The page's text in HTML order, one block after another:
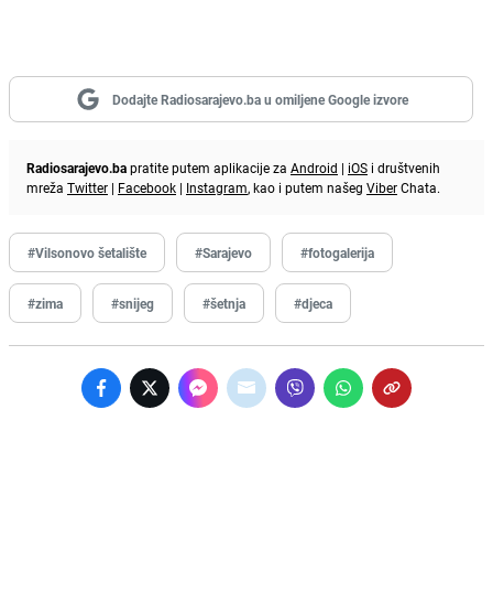
Dodajte Radiosarajevo.ba u omiljene Google izvore
Radiosarajevo.bapratite putem aplikacije za Android | iOS i društvenih
mreža Twitter | Facebook | Instagram, kao i putem našeg ViberChata.
#Vilsonovo šetalište #Sarajevo #fotogalerija
#zima #snijeg #šetnja #djeca